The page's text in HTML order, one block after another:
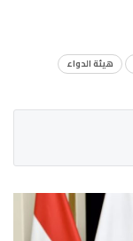
هيئة الدواء